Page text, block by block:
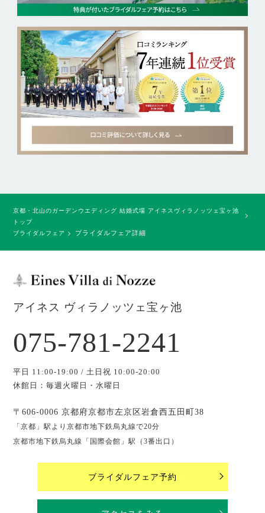
京都・北山のガーデンウエディング 結婚式場 アイネスヴィラノッツェ宝ヶ池
トップ
ブライダルフェア
ブライダルフェア詳細
アイネス ヴィラノッツェ宝ヶ池
075-781-2241
平日 11:00-19:00 / 土日祝 10:00-20:00
休館日：毎週火曜日・水曜日
〒606-0006 京都府京都市左京区岩倉西五田町38
「京都」駅より京都市地下鉄烏丸線で20分
京都市地下鉄烏丸線「国際会館」駅（3番出口）
ブライダルフェア予約